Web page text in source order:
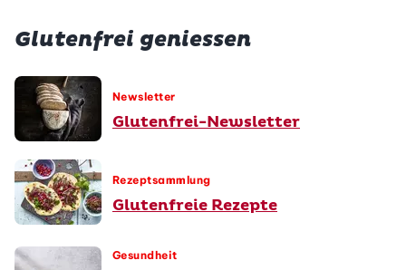
Glutenfrei geniessen
Newsletter
Glutenfrei-Newsletter
Rezeptsammlung
Glutenfreie Rezepte
Gesundheit